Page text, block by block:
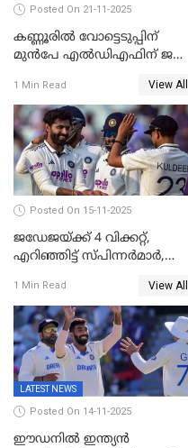
Posted On 21-11-2025
കണ്ണൂരിൽ വോട്ടെടുപ്പിന്
മുൻപേ എൽഡിഎഫിന് ജയം;
സ്ഥാനാർഥികളില്ല
1 Min Read View All
Posted On 15-11-2025
ജഡേജയ്ക്ക് 4 വിക്കറ്റ്,
എറിഞ്ഞിട്ട് സ്പിന്നർമാർ,
പ്രോട്ടീസ്
1 Min Read View All
LATEST NEWS
Posted On 14-11-2025
ഈഡനിൽ ഇന്ത്യൻ